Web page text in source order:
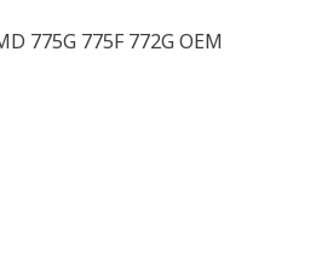
775G 775F 772G OEM